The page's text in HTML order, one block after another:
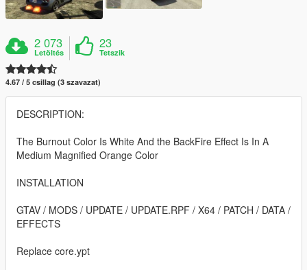
2 073
Letöltés
23
Tetszik
4.67 / 5 csillag (3 szavazat)
DESCRIPTION:
The Burnout Color Is White And the BackFire Effect Is In A
Medium Magnified Orange Color
INSTALLATION
GTAV / MODS / UPDATE / UPDATE.RPF / X64 / PATCH / DATA /
EFFECTS
Replace core.ypt